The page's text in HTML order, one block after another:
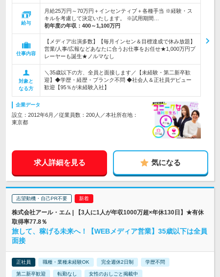
給与
月給25万円～70万円＋インセンティブ＋各種手当 ※経験・ス
キルを考慮して決定いたします。 ※試用期間…
初年度の年収： 400～1,100万円
仕事内容
【メディア出演多数】【毎月インセン＆目標達成で休み放題】
営業/人事/広報などあなたに合うお仕事をお任せ★1,000万円プ
レーヤーも誕生★ノルマなし
対象と
なる方
＼35歳以下の方、全員と面接します／【未経験・第二新卒歓
迎】◆学歴・経歴・ブランク不問 ◆社会人＆正社員デビュー
歓迎【95％が未経験入社】
企業データ
設立：2012年6月／従業員数：200人／本社所在地：
東京都
求人詳細を見る 気になる
志望動機・自己PR不要
株式会社アール・エム | 【3人に1人が年収1000万超×年休130日】★有休
取得率77.8％
旅して、稼げる未来へ！【WEBメディア営業】35歳以下は全員
面接
正社員 職種・業種未経験OK 完全週休2日制 学歴不問
第二新卒歓迎 転勤なし 女性のおしごと掲載中